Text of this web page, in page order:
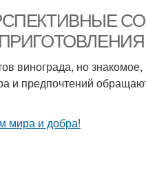
винограда, но
и предпочтений